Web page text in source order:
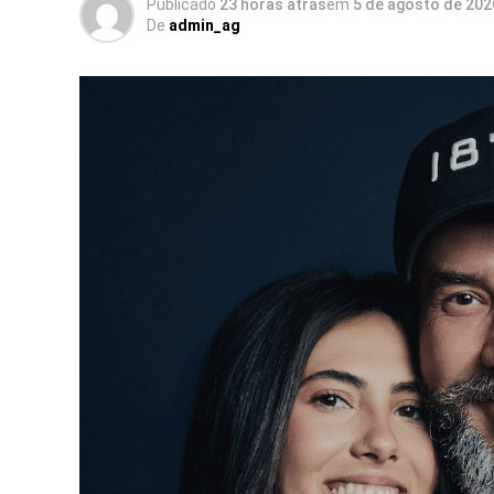
Publicado 23 horas atrásem 5 de agosto de
De admin_ag